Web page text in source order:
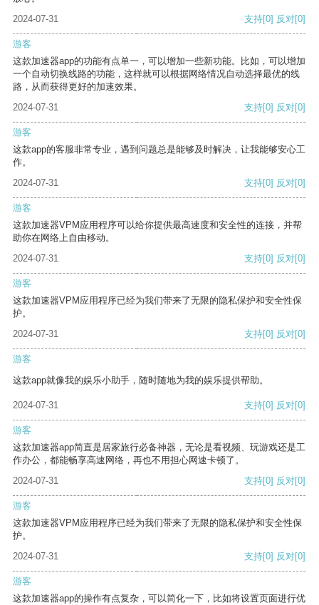
2024-07-31
支持[0] 反对[0]
游客
这款加速器app的功能有点单一，可以增加一些新功能。比如，可以增加
一个自动切换线路的功能，这样就可以根据网络情况自动选择最优的线
路，从而获得更好的加速效果。
2024-07-31
支持[0] 反对[0]
游客
这款app的客服非常专业，遇到问题总是能够及时解决，让我能够安心工
作。
2024-07-31
支持[0] 反对[0]
游客
这款加速器VPM应用程序可以给你提供最高速度和安全性的连接，并帮
助你在网络上自由移动。
2024-07-31
支持[0] 反对[0]
游客
这款加速器VPM应用程序已经为我们带来了无限的隐私保护和安全性保
护。
2024-07-31
支持[0] 反对[0]
游客
这款app就像我的娱乐小助手，随时随地为我的娱乐提供帮助。
2024-07-31 支持[0] 反对[0]
游客
这款加速器app简直是居家旅行必备神器，无论是看视频、玩游戏还是工
作办公，都能畅享高速网络，再也不用担心网速卡顿了。
2024-07-31
支持[0] 反对[0]
游客
这款加速器VPM应用程序已经为我们带来了无限的隐私保护和安全性保
护。
2024-07-31
支持[0] 反对[0]
游客
这款加速器app的操作有点复杂，可以简化一下，比如将设置页面进行优